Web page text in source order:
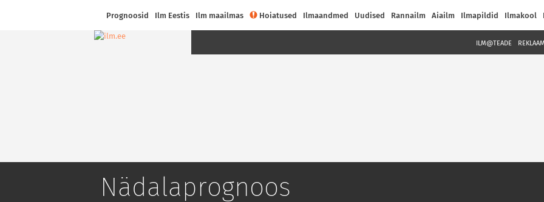
Prognoosid Ilm Eestis Ilm maailmas Hoiatused Ilmaandmed Uudised Rannailm Aiailm Ilmapildid Ilmakool
Nädalaprognoos
ILM@TEADE